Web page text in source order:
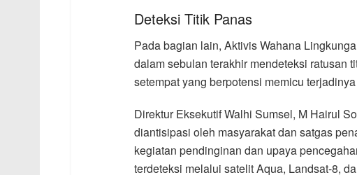
Deteksi Titik Panas
Pada bagian lain, Aktivis Wahana
dalam sebulan terakhir mendeteksi ratusan
setempat yang berpotensi memicu
Direktur Eksekutif Walhi Sumsel, M Hairul
diantisipasi oleh masyarakat dan satgas
kegiatan pendinginan dan upaya
terdeteksi melalui satelit Aqua, Landsat-8,